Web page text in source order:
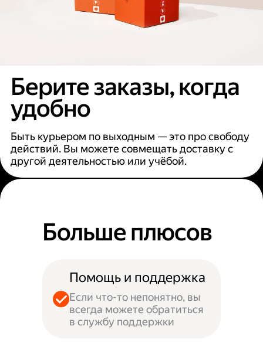
Берите заказы, когда
удобно
Быть курьером по выходным — это про свободу
действий. Вы можете совмещать доставку с
другой деятельностью или учёбой.
Больше плюсов
Помощь и поддержка
Если что-то непонятно, вы
всегда можете обратиться
в службу поддержки